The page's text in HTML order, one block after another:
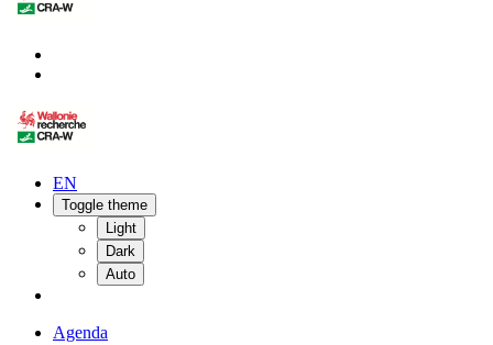
EN
Toggle theme
Light
Dark
Auto
Agenda